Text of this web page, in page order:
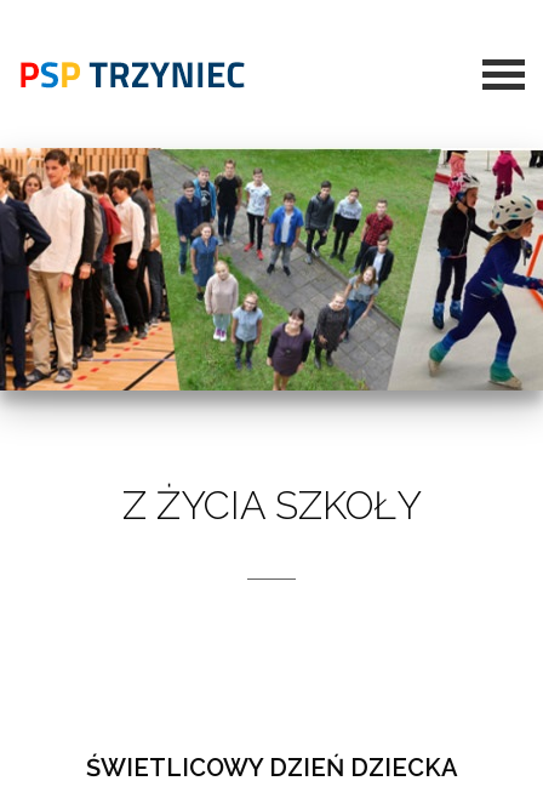
Z ŻYCIA SZKOŁY
ŚWIETLICOWY DZIEŃ DZIECKA